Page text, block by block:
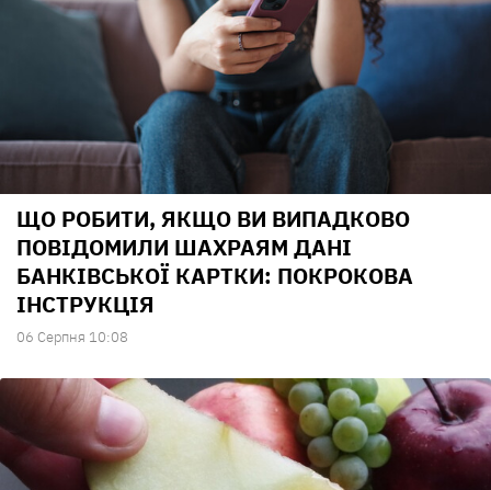
ЩО РОБИТИ, ЯКЩО ВИ ВИПАДКОВО
ПОВІДОМИЛИ ШАХРАЯМ ДАНІ
БАНКІВСЬКОЇ КАРТКИ: ПОКРОКОВА
ІНСТРУКЦІЯ
06 Серпня 10:08